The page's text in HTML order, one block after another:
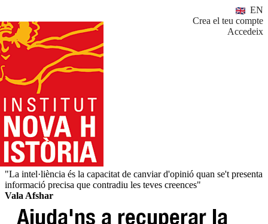
EN
Crea el teu compte
Accedeix
"La intel·liència és la capacitat de canviar d'opinió quan se't presenta
informació precisa que contradiu les teves creences"
Vala Afshar